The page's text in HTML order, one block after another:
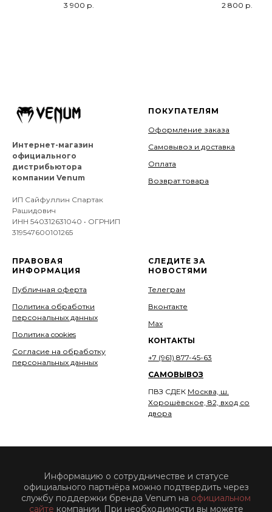
3 900 р. 2 800 р.
Интернет-магазин
официального
дистрибьютора
компании Venum
ИП Сайфуллин Спартак
Рашидович
ИНН 540312631040 • ОГРНИП
319547600101265
ПОКУПАТЕЛЯМ
Оформление заказа
Самовывоз и доставка
Оплата
Возврат товара
ПРАВОВАЯ
ИНФОРМАЦИЯ
Публичная оферта
Политика обработки
персональных данных
Политика cookies
Согласие на обработку
персональных данных
СЛЕДИТЕ ЗА
НОВОСТЯМИ
Телеграм
Вконтакте
Мах
КОНТАКТЫ
+7 (961) 877-45-63
САМОВЫВОЗ
ПВЗ СДЕК Москва, ш.
Хорошёвское, 82, вход со
двора
Информацию о сотрудничестве и статусе
официального партнёра можно подтвердить через
службу поддержки бренда Venum на официальном
сайте компании. При необходимости вы можете